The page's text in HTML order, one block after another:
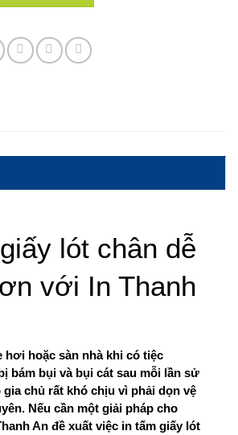
lót chân dễ
với In Thanh
hơi hoặc sàn nhà khi có tiệc
bám bụi và bụi cát sau mỗi lần sử
chủ rất khó chịu vì phải dọn vệ
Nếu cần một giải pháp cho
An đề xuất việc in tấm giấy lót